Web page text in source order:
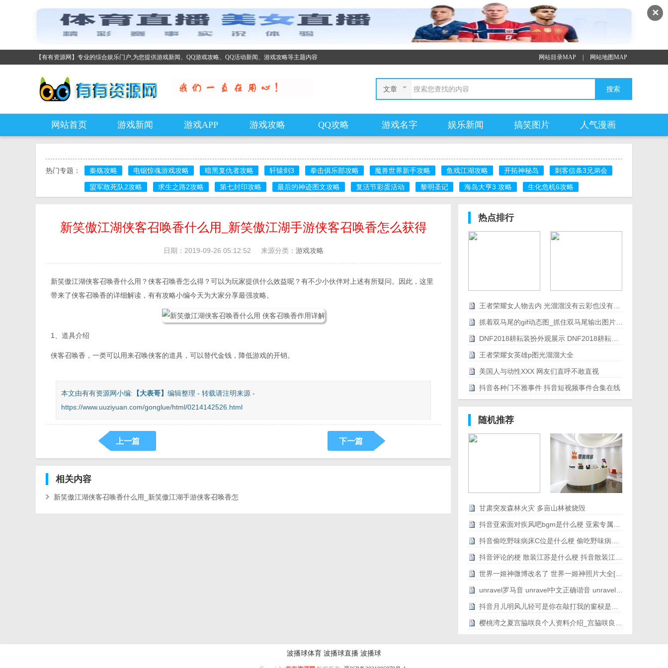
✕
【有有资源网】专业的综合娱乐门户,为您提供游戏新闻、QQ游戏攻略、QQ活动新闻、游戏攻略等主题内容 网站目录MAP 网站地图MAP
文章
网站首页 游戏新闻 游戏APP 游戏攻略 QQ攻略 游戏名字 娱乐新闻 搞笑图片 人气漫画
热门专题： 秦殇攻略 电锯惊魂游戏攻略 暗黑复仇者攻略 轩辕剑3 拳击俱乐部攻略 魔兽世界新手攻略 鱼戏江湖攻略 开拓神秘岛 刺客信条3兄弟会
盟军敢死队2攻略 求生之路2攻略 第七封印攻略 最后的神迹图文攻略 复活节彩蛋活动 黎明圣记 海岛大亨3 攻略 生化危机6攻略
新笑傲江湖侠客召唤香什么用_新笑傲江湖手游侠客召唤香怎么获得
日期：2019-09-26 05:12:52 来源分类： 游戏攻略
新笑傲江湖侠客召唤香什么用？侠客召唤香怎么得？可以为玩家提供什么效益呢？有不少小伙伴对上述有所疑问。因此，这里
带来了侠客召唤香的详细解读，有有攻略小编今天为大家分享最强攻略。
1、道具介绍
侠客召唤香，一类可以用来召唤侠客的道具，可以替代金钱，降低游戏的开销。
本文由有有资源网小编: 【大表哥】 编辑整理 - 转载请注明来源 -
https://www.uuziyuan.com/gonglue/html/0214142526.html
上一篇 下一篇
相关内容
新笑傲江湖侠客召唤香什么用_新笑傲江湖手游侠客召唤香怎
热点排行
王者荣耀女英雄p图光溜溜大全
美国人与动性XXX 网友们直呼不敢直视
抖音各种门不雅事件 抖音短视频事件合集在线
随机推荐
甘肃突发森林火灾 多亩山林被烧毁
波播球体育 波播球直播 波播球